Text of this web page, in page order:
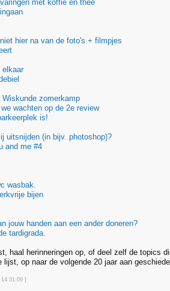
met koffie en thee
hier na van de foto's + filmpjes
elkaar
zomerkamp
wachten op de 2e review
is!
uitsnijden (in bijv. photoshop)?
and me #4
wasbak.
bijen
jouw handen aan een ander doneren?
tardigrada.
haal herinneringen op, of deel zelf de topics
op naar de volgende 20 jaar aan
14:31:09 ]